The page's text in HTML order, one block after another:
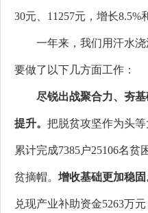
30元、11257元，增长8.5%
一年来，我们用汗水
要做了以下几方面工作：
尽锐出战聚合力、夯
提升。 把脱贫攻坚作为头
累计完成7385户25106名
贫摘帽。 增收基础更加稳固
兑现产业补助资金5263万